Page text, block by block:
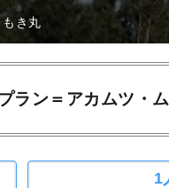
もき丸
ラン＝アカムツ・
1